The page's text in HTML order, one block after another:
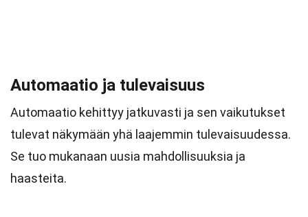
Automaatio ja tulevaisuus
Automaatio kehittyy jatkuvasti ja sen vaikutukset
tulevat näkymään yhä laajemmin tulevaisuudessa.
Se tuo mukanaan uusia mahdollisuuksia ja
haasteita.